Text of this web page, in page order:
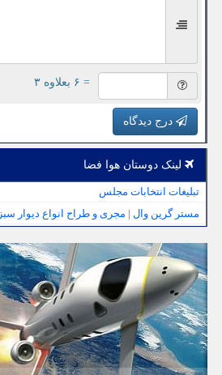
= ۶ بعلاوه ۳
درج دیدگاه
لینک دوستان هوا فضا
تبلیغات انتخابات مجلس
مستر گرین وال | مجری و طراح انواع دیوار سبز